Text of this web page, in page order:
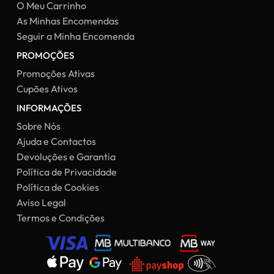
O Meu Carrinho
As Minhas Encomendas
Seguir a Minha Encomenda
PROMOÇÕES
Promoções Ativas
Cupões Ativos
INFORMAÇÕES
Sobre Nós
Ajuda e Contactos
Devoluções e Garantia
Política de Privacidade
Política de Cookies
Aviso Legal
Termos e Condições